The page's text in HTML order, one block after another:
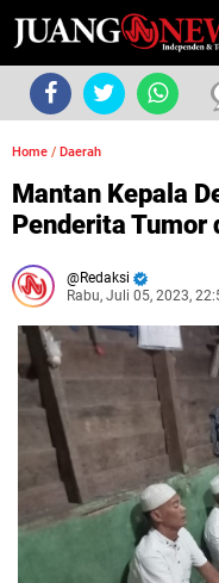
Home / Daerah
Mantan Kepala
Penderita Tumor
Redaksi
Rabu, Juli 05, 2023,